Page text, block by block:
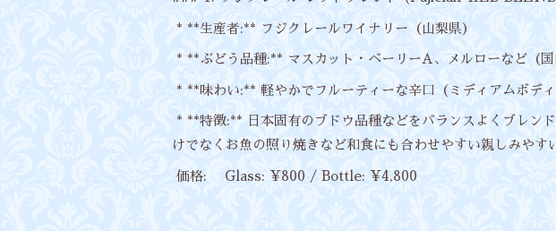
* **生産者:** フジクレールワイナリー（山梨県）
* **ぶどう品種:** マスカット・ベーリーA、メルローなど（国
* **味わい:** 軽やかでフルーティーな辛口（ミディアムボディ
* **特徴:** 日本固有のブドウ品種などをバランスよくブレン
けでなくお魚の照り焼きなど和食にも合わせやすい親しみやす
価格: Glass: ¥800 / Bottle: ¥4,800